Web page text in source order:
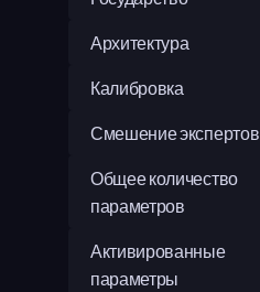
Архитектура
Калибровка
Смешение экспертов
Общее количество
параметров
Активированные
параметры